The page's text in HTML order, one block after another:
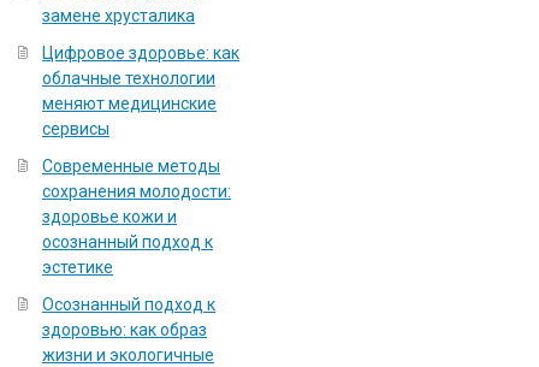
замене хрусталика
Цифровое здоровье: как
облачные технологии
меняют медицинские
сервисы
Современные методы
сохранения молодости:
здоровье кожи и
осознанный подход к
эстетике
Осознанный подход к
здоровью: как образ
жизни и экологичные